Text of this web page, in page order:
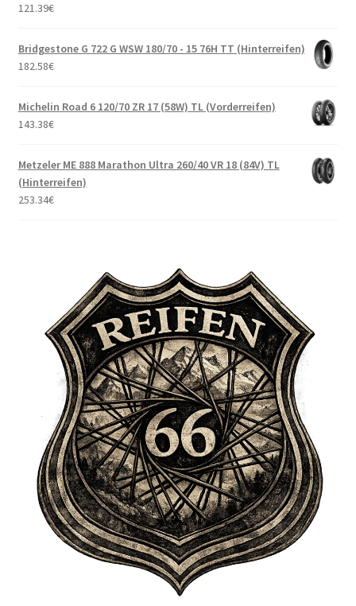
121.39€
Bridgestone G 722 G WSW 180/70 - 15 76H TT (Hinterreifen)
182.58€
Michelin Road 6 120/70 ZR 17 (58W) TL (Vorderreifen)
143.38€
Metzeler ME 888 Marathon Ultra 260/40 VR 18 (84V) TL
(Hinterreifen)
253.34€